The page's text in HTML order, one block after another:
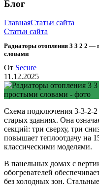
Блог
ГлавнаяСтатьи сайта
Статьи сайта
Радиаторы отопления 3 3 2 2 —
словами
От Secure
11.12.2025
Схема подключения 3-3-2-2
старых зданиях. Она
секций: три сверху, три
повышает теплоотдачу на
классическими моделями.
В панельных домах с
обогревателей
без холодных зон.